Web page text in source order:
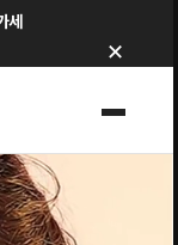
세
×